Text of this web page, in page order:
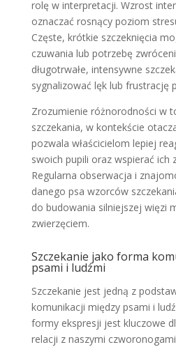
rolę w interpretacji. Wzrost
oznaczać rosnący poziom
Częste, krótkie szczeknięcia
czuwania lub potrzebę
długotrwałe, intensywne
sygnalizować lęk lub frustrację
Zrozumienie różnorodności w
szczekania, w kontekście
pozwala właścicielom lepiej
swoich pupili oraz wspierać ich
Regularna obserwacja i
danego psa wzorców
do budowania silniejszej więzi
zwierzęciem.
Szczekanie jako forma
psami i ludźmi
Szczekanie jest jedną z
komunikacji między psami i
formy ekspresji jest kluczowe
relacji z naszymi